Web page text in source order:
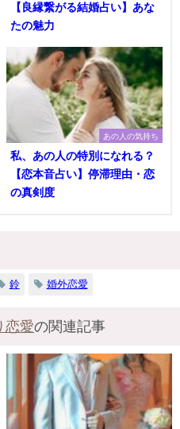
【良縁繋がる結婚占い】あな
たの魅力
あの人の気持ち
私、あの人の特別になれる？
【恋本音占い】停滞理由・恋
の真剣度
鈴 婚外恋愛
恋愛の関連記事